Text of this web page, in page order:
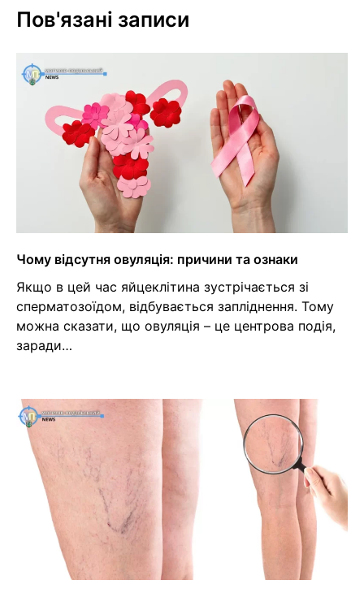
Пов'язані записи
Чому відсутня овуляція: причини та ознаки
Якщо в цей час яйцеклітина зустрічається зі
сперматозоїдом, відбувається запліднення. Тому
можна сказати, що овуляція – це центрова подія,
заради…